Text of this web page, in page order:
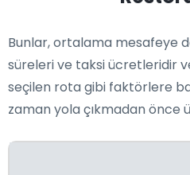
Bunlar, ortalama mesafeye
süreleri ve taksi ücretleridir
seçilen rota gibi faktörlere
zaman yola çıkmadan önce